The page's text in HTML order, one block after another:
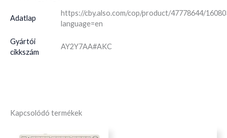
Adatlap
https://cby.also.com/cop/product/47778644/
language=en
Gyártói
cikkszám
AY2Y7AA#AKC
Kapcsolódó termékek